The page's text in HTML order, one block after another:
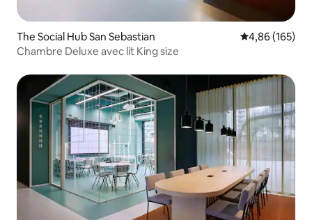
The Social Hub San Sebastian Évaluation
4,86 (165)
Chambre Deluxe avec lit King size